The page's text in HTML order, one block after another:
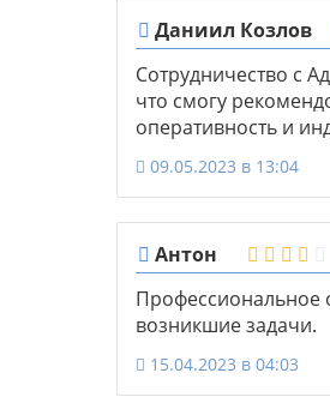
Даниил Козлов
Сотрудничество с
что смогу
оперативность и
09.05.2023 в 13:04
Антон
Профессиональное
возникшие задачи.
15.04.2023 в 04:03